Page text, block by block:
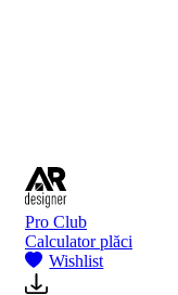
Pro Club
Calculator plăci
Wishlist
performanță
nr.
D01
BIII
2022
Politica